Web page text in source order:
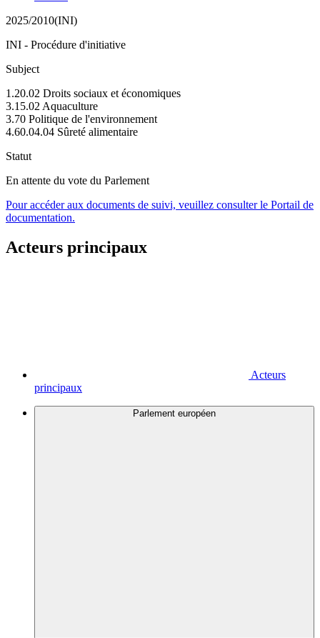
2025/2010(INI)
INI - Procédure d'initiative
Subject
1.20.02 Droits sociaux et économiques
3.15.02 Aquaculture
3.70 Politique de l'environnement
4.60.04.04 Sûreté alimentaire
Statut
En attente du vote du Parlement
Pour accéder aux documents de suivi, veuillez consulter le Portail de
documentation.
Acteurs principaux
Acteurs
principaux
Parlement européen